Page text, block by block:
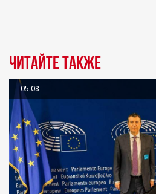
Читайте также
05.08